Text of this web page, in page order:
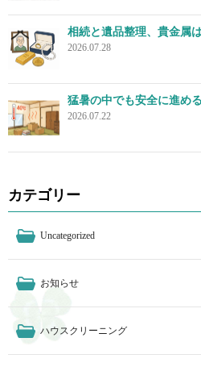
相続と遺品整理、貴金属
2026.07.28
猛暑の中でも安全に進め
2026.07.22
カテゴリー
Uncategorized
お知らせ
ハウスクリーニング